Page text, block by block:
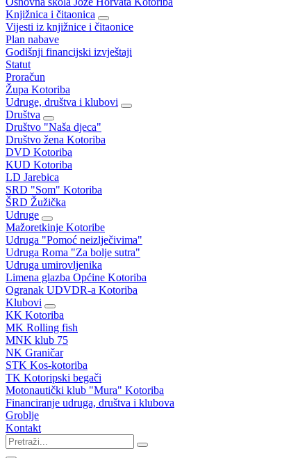
Knjižnica i čitaonica
Vijesti iz knjižnice i čitaonice
Plan nabave
Godišnji financijski izvještaji
Statut
Proračun
Župa Kotoriba
Udruge, društva i klubovi
Društva
Društvo "Naša djeca"
Društvo žena Kotoriba
DVD Kotoriba
KUD Kotoriba
LD Jarebica
SRD "Som" Kotoriba
ŠRD Žužička
Udruge
Mažoretkinje Kotoribe
Udruga "Pomoć neizlječivima"
Udruga Roma "Za bolje sutra"
Udruga umirovljenika
Limena glazba Općine Kotoriba
Ogranak UDVDR-a Kotoriba
Klubovi
KK Kotoriba
MK Rolling fish
MNK klub 75
NK Graničar
STK Kos-kotoriba
TK Kotoripski begači
Motonautički klub "Mura" Kotoriba
Financiranje udruga, društva i klubova
Groblje
Kontakt